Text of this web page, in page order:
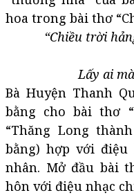
hoa trong bài thơ
“Chiều trời
Lấy ai
Bà Huyện Thanh
bằng cho bài thơ
“Thăng Long
bằng) hợp với
nhân. Mở đầu bài
hôn với điệu nhạc